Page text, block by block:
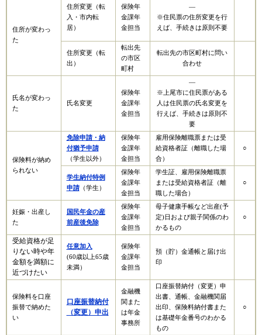
住所が変わっ
た
住所変更（転
入・市内転
居）
保険年
金課年
金担当
―
※住民票の住所変更を行
えば、手続きは原則不要
住所変更（転
出）
転出先
の市区
町村
転出先の市区町村に問い
合わせ
氏名が変わっ
た
氏名変更
保険年
金課年
金担当
―
※上尾市に住民票がある
人は住民票の氏名変更を
行えば、手続きは原則不
要
保険料が納め
られない
免除申請・納
付猶予申請
（学生以外）​
保険年
金課年
金担当
雇用保険離職票または受
給資格者証（離職した場
合）
○
学生納付特例
申請（学生）​
保険年
金課年
金担当
学生証、雇用保険離職票
または受給資格者証（離
職した場合）
○
妊娠・出産し
た
国民年金の産
前産後免除
保険年
金課年
金担当
母子健康手帳など出産(予
定)日および親子関係のわ
かるもの
○
受給資格が足
りない時や年
金額を満額に
近づけたい
任意加入
(60歳以上65歳
未満）
保険年
金課年
金担当
預（貯）金通帳と届け出
印
保険料を口座
振替で納めた
い
口座振替納付
（変更）申出
金融機
関また
は年金
事務所
口座振替納付（変更）申
出書、通帳、金融機関届
出印、保険料納付書また
は基礎年金番号のわかる
もの
○